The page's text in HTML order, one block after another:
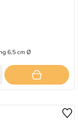
6,5 cm Ø